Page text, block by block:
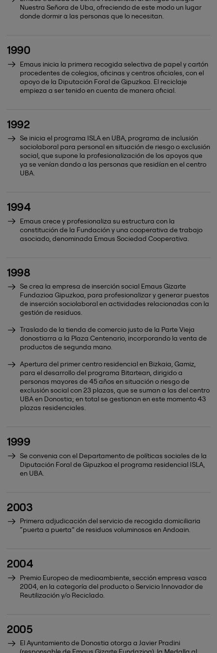
Nuestra Señora de Uba, ofreciendo de este modo un lugar
donde dormir a las personas que lo necesitan.
1990
Emaus inicia la primera recogida selectiva de papel y cartón
procedentes de colegios, oficinas y centros oficiales, con el
apoyo de la Diputación Foral de Gipuzkoa. El reciclaje
empieza a ser tenido en cuenta de manera oficial.
1992
Se inicia el programa ISLA en UBA, programa de inclusión
sociolaboral para personal en situación de riesgo o exclusión
social, que supone la profesionalización de los apoyos que
ya se venían dando a las personas que residían en el centro
UBA.
1994
Emaus crece y profesionaliza su estructura con la
constitución de la Fundación y una cooperativa de trabajo
asociado, denominada Emaus Sociedad Cooperativa.
1998
Se crea la empresa de inserción social Emaus Gizarte
Fundazioa Gipuzkoa, para profesionalizar y generar puestos
de inserción sociolaboral en actividades relacionadas con la
gestión de residuos.
Traslado de la tienda de comercio justo de la Parte Vieja
donostiarra a la Plaza Centenario, incorporando la venta de
productos de segunda mano.
Apertura del primer centro residencial en Bizkaia, Gamiz,
para el desarrollo del programa Bitartean, dirigido a
personas mayores de 45 años en situación o riesgo de
exclusión social con 23 plazas, que se suman a las del centro
UBA en Donostia; en total se gestionan en este momento 43
plazas residenciales.
1999
Se convenia con el Departamento de políticas sociales de la
Diputación Foral de Gipuzkoa el programa residencial ISLA,
en UBA.
2003
Primera adjudicación del servicio de recogida domiciliaria
“puerta a puerta” de residuos voluminosos en Andoain.
2004
Premio Europeo de medioambiente, sección empresa vasca
2004, en la categoría del producto o Servicio Innovador de
Reutilización y/o Reciclado.
2005
El Ayuntamiento de Donostia otorga a Javier Pradini